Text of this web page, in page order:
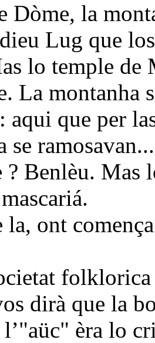
Dòme, la
Lug que
lo temple de
La montanha
aqui que per
se ramosavan...
Benlèu. Mas
la, ont
dirà que la
l’"aüc" èra lo